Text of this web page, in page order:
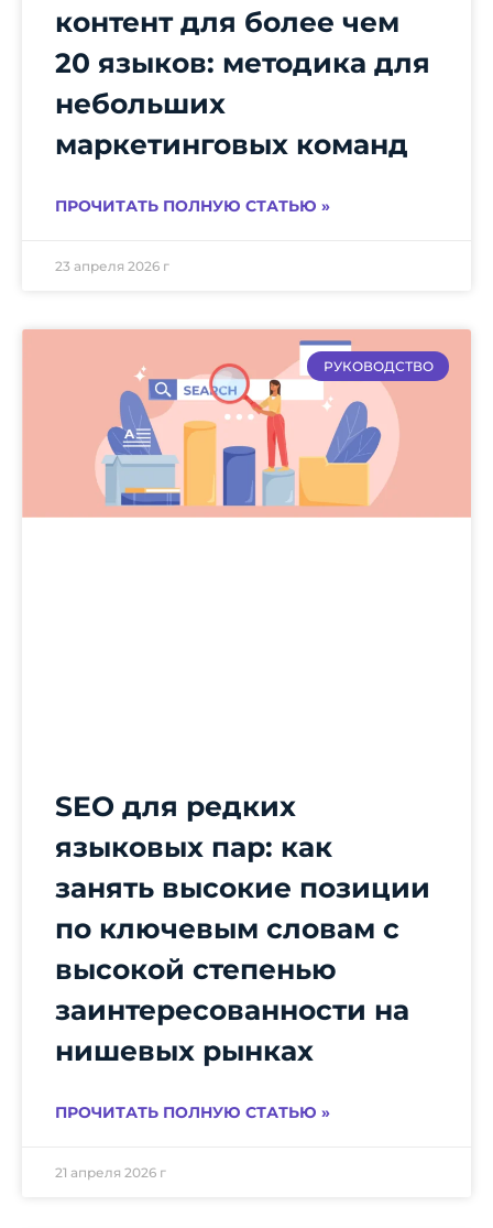
контент для более чем
20 языков: методика для
небольших
маркетинговых команд
ПРОЧИТАТЬ ПОЛНУЮ СТАТЬЮ »
23 апреля 2026 г
РУКОВОДСТВО
SEO для редких
языковых пар: как
занять высокие позиции
по ключевым словам с
высокой степенью
заинтересованности на
нишевых рынках
ПРОЧИТАТЬ ПОЛНУЮ СТАТЬЮ »
21 апреля 2026 г